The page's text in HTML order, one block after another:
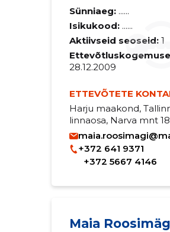
Sünniaeg: ......
Isikukood: ......
Aktiivseid seoseid: 1
28.12.2009
ETTEVÕTETE
Harju maakond,
linnaosa, Narva mnt 18
+372 641 9371
+372 5667 4146
Maia